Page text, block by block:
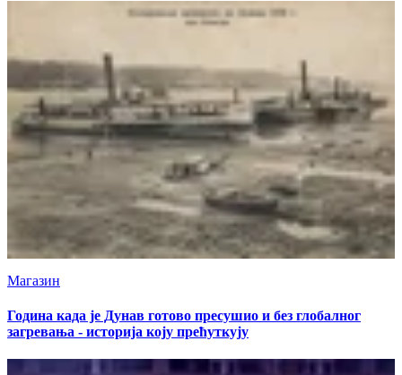
Магазин
Година када је Дунав готово пресушио и без глобалног
загревања - историја коју прећуткују